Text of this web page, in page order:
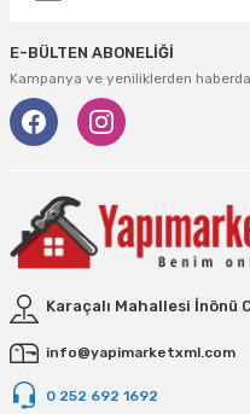
E-BÜLTEN ABONELİĞİ
Kampanya ve yeniliklerden
Karaçalı Mahallesi İnönü
info@yapimarketxml.com
0 252 692 1692